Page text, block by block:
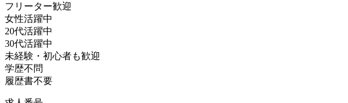
フリーター歓迎
女性活躍中
20代活躍中
30代活躍中
未経験・初心者も歓迎
学歴不問
履歴書不要